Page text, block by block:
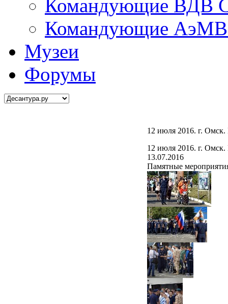
Командующие ВДВ
Командующие АэМВ
Музеи
Форумы
12 июля 2016. г.
12 июля 2016. г.
13.07.2016
Памятные